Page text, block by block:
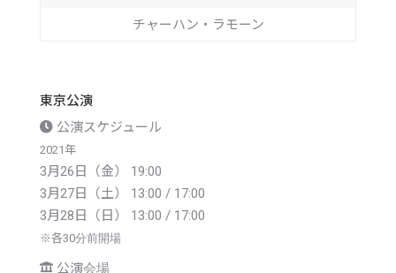
チャーハン・ラモーン
東京公演
公演スケジュール
2021年
3月26日（金） 19:00
3月27日（土） 13:00 / 17:00
3月28日（日） 13:00 / 17:00
※各30分前開場
公演会場